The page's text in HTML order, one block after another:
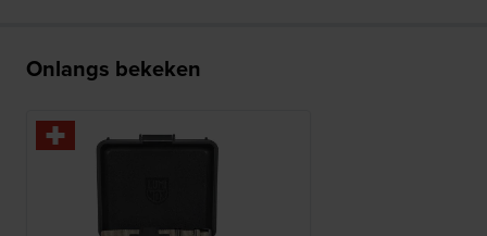
Onlangs bekeken